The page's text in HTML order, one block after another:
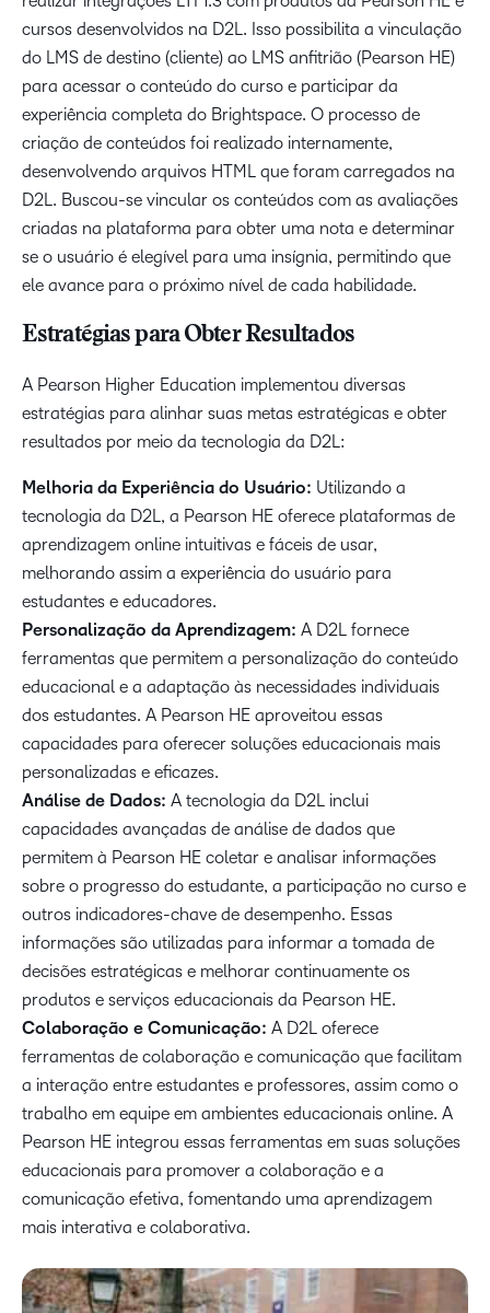
cursos desenvolvidos na D2L. Isso possibilita a vinculação
do LMS de destino (cliente) ao LMS anfitrião (Pearson HE)
para acessar o conteúdo do curso e participar da
experiência completa do Brightspace. O processo de
criação de conteúdos foi realizado internamente,
desenvolvendo arquivos HTML que foram carregados na
D2L. Buscou-se vincular os conteúdos com as avaliações
criadas na plataforma para obter uma nota e determinar
se o usuário é elegível para uma insígnia, permitindo que
ele avance para o próximo nível de cada habilidade.
Estratégias para Obter Resultados
A Pearson Higher Education implementou diversas
estratégias para alinhar suas metas estratégicas e obter
resultados por meio da tecnologia da D2L:
Melhoria da Experiência do Usuário: Utilizando a
tecnologia da D2L, a Pearson HE oferece plataformas de
aprendizagem online intuitivas e fáceis de usar,
melhorando assim a experiência do usuário para
estudantes e educadores.
Personalização da Aprendizagem: A D2L fornece
ferramentas que permitem a personalização do conteúdo
educacional e a adaptação às necessidades individuais
dos estudantes. A Pearson HE aproveitou essas
capacidades para oferecer soluções educacionais mais
personalizadas e eficazes.
Análise de Dados: A tecnologia da D2L inclui
capacidades avançadas de análise de dados que
permitem à Pearson HE coletar e analisar informações
sobre o progresso do estudante, a participação no curso e
outros indicadores-chave de desempenho. Essas
informações são utilizadas para informar a tomada de
decisões estratégicas e melhorar continuamente os
produtos e serviços educacionais da Pearson HE.
Colaboração e Comunicação: A D2L oferece
ferramentas de colaboração e comunicação que facilitam
a interação entre estudantes e professores, assim como o
trabalho em equipe em ambientes educacionais online. A
Pearson HE integrou essas ferramentas em suas soluções
educacionais para promover a colaboração e a
comunicação efetiva, fomentando uma aprendizagem
mais interativa e colaborativa.